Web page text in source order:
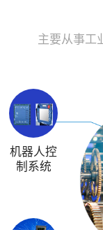
主要从事工
机器人控
制系统